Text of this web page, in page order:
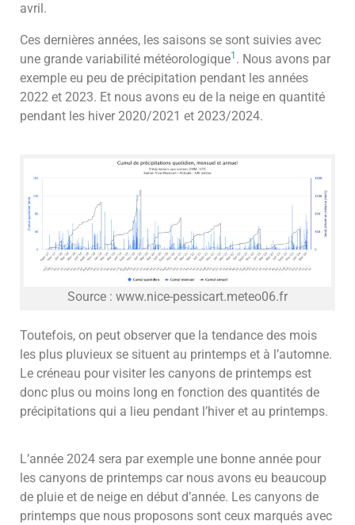
avril.
Ces dernières années, les saisons se sont suivies avec
une grande variabilité météorologique1 . Nous avons par
exemple eu peu de précipitation pendant les années
2022 et 2023. Et nous avons eu de la neige en quantité
pendant les hiver 2020/2021 et 2023/2024.
Source : www.nice-pessicart.meteo06.fr
Toutefois, on peut observer que la tendance des mois
les plus pluvieux se situent au printemps et à l’automne.
Le créneau pour visiter les canyons de printemps est
donc plus ou moins long en fonction des quantités de
précipitations qui a lieu pendant l’hiver et au printemps.
L’année 2024 sera par exemple une bonne année pour
les canyons de printemps car nous avons eu beaucoup
de pluie et de neige en début d’année. Les canyons de
printemps que nous proposons sont ceux marqués avec